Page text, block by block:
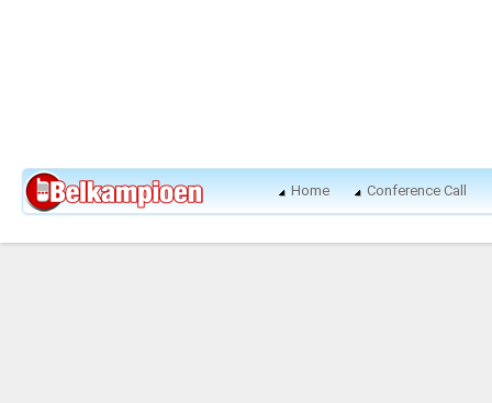
Home Conference Call